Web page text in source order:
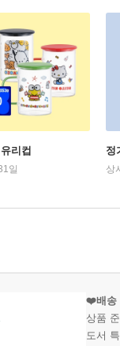
리컵
일
정
상
❤️배송
상품
도서